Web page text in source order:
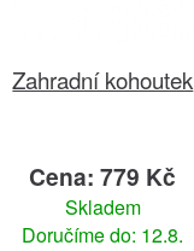
Zahradní kohoutek
Cena: 779 Kč
Skladem
Doručíme do: 12.8.